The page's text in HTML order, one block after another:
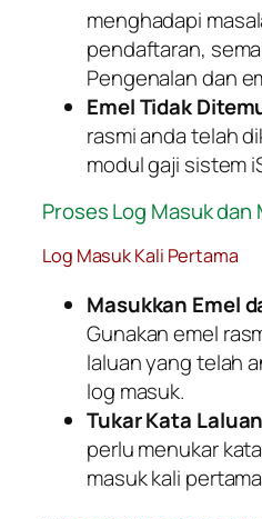
menghadapi
pendaftaran,
Pengenalan dan
Emel Tidak
rasmi anda telah
modul gaji sistem
Proses Log Masuk dan
Log Masuk Kali Pertama
Masukkan Emel
Gunakan emel
laluan yang telah
log masuk.
Tukar Kata Laluan
perlu menukar
masuk kali